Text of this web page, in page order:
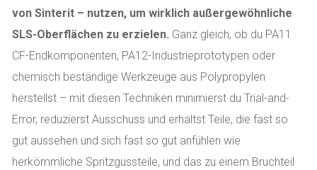
von Sinterit – nutzen, um wirklich außergewöhnliche
SLS-Oberflächen zu erzielen. Ganz gleich, ob du PA11
CF-Endkomponenten, PA12-Industrieprototypen oder
chemisch beständige Werkzeuge aus Polypropylen
herstellst – mit diesen Techniken minimierst du Trial-and-
Error, reduzierst Ausschuss und erhältst Teile, die fast so
gut aussehen und sich fast so gut anfühlen wie
herkömmliche Spritzgussteile, und das zu einem Bruchteil